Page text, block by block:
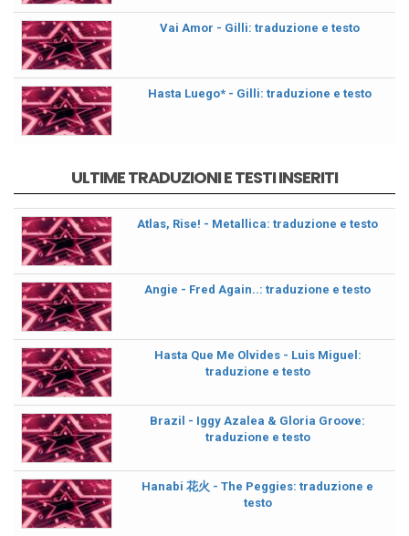
Vai Amor - Gilli: traduzione e testo
Hasta Luego* - Gilli: traduzione e testo
ULTIME TRADUZIONI E TESTI INSERITI
Atlas, Rise! - Metallica: traduzione e testo
Angie - Fred Again..: traduzione e testo
Hasta Que Me Olvides - Luis Miguel:
traduzione e testo
Brazil - Iggy Azalea & Gloria Groove:
traduzione e testo
Hanabi 花火 - The Peggies: traduzione e
testo